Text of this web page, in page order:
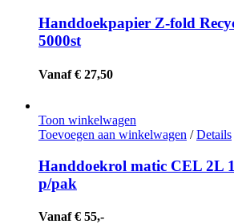
Handdoekpapier Z-fold
5000st
Vanaf € 27,50
Toon winkelwagen
Toevoegen aan winkelwagen / Details
Handdoekrol matic CEL 2L
p/pak
Vanaf € 55,-